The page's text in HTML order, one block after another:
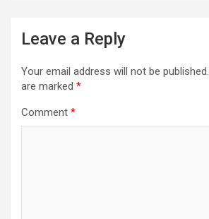
Leave a Reply
Your email address will not be published.
are marked *
Comment *